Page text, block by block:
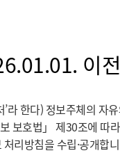
이
라 한다) 정보주체의
보호법」 제30조에 따
리방침을 수립·공개합